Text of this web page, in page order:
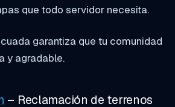
que todo servidor necesita.
garantiza que tu comunidad
y agradable.
– Reclamación de terrenos